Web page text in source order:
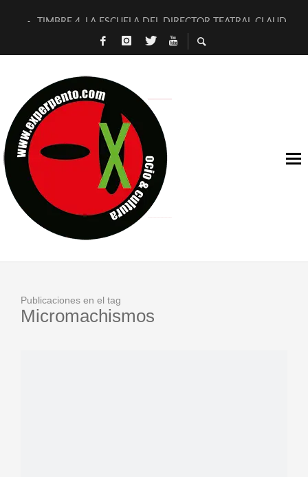
TIMBRE 4, LA ESCUELA DEL DIRECTOR TEATRAL CLAUDIO
30 AÑOS (NO ES NADA) DE LA KATARSIS DEL TOMATAZO
D’BALDOMEROS REINVENTAN [BITÁCORA 3.0] EN EXVITA
MARSHALL FLASH PRESENTA EN EXVITA [RELATIVA
JOFRE BARDAGÍ EN EXVITA INTERPRETANDO A SERRAT
YORCH PRESENTA [CURSO DE ARMONÍA PERSECUTORIA]
MAGALÍ SARE NOS EXPLICA [DESCASADA]
«NO TENGO PUTOS SUEÑOS»
Publicaciones en el tag
Micromachismos